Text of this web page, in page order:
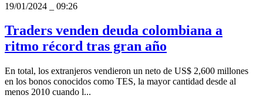
19/01/2024
09:26
Traders venden deuda colombiana a
ritmo récord tras gran año
En total, los extranjeros vendieron un neto de US$ 2,600 millones
en los bonos conocidos como TES, la mayor cantidad desde al
menos 2010 cuando l...